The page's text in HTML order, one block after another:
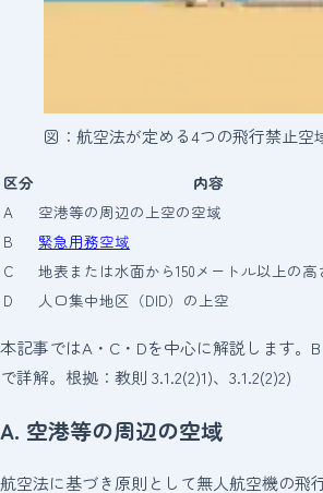
図：航空法が定める4つの飛行禁止空
区分
内容
A
空港等の周辺の上空の空域
B
緊急用務空域
C
地表または水面から150メートル以上の高
D
人口集中地区（DID）の上空
本記事ではA・C・Dを中心に解説します。
で詳解。根拠：教則 3.1.2(2)1)、3.1.2(2)2)
A. 空港等の周辺の空域
航空法に基づき原則として無人航空機の飛